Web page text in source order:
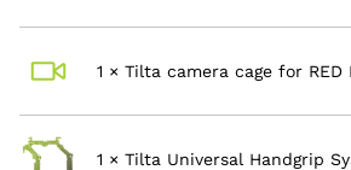
1 × Tilta camera cage for RED
1 × Tilta Universal Handgrip